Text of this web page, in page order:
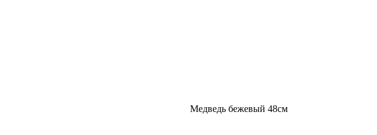
Медведь бежевый 48см